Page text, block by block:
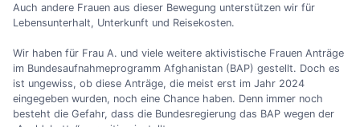
Auch andere Frauen aus dieser Bewegung unterstützen wir für
Lebensunterhalt, Unterkunft und Reisekosten.
Wir haben für Frau A. und viele weitere aktivistische Frauen Anträge
im Bundesaufnahmeprogramm Afghanistan (BAP) gestellt. Doch es
ist ungewiss, ob diese Anträge, die meist erst im Jahr 2024
eingegeben wurden, noch eine Chance haben. Denn immer noch
besteht die Gefahr, dass die Bundesregierung das BAP wegen der